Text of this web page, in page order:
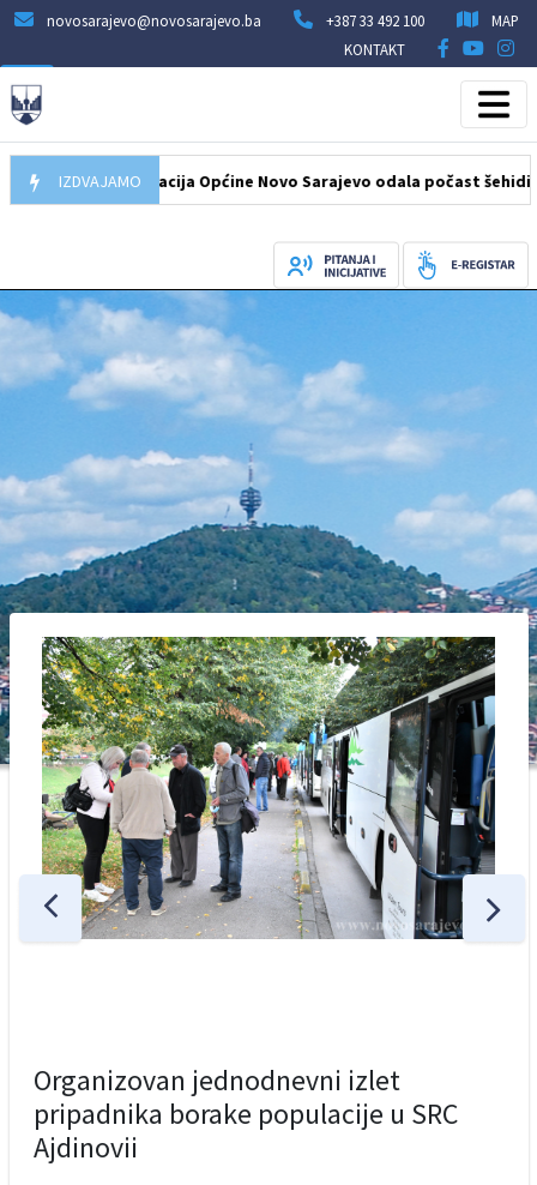
novosarajevo@novosarajevo.ba +387 33 492 100
MAP
KONTAKT
IZDVAJAMO
Delegacija Općine Novo Sarajevo odala počast šehidima i
Organizovan jednodnevni izlet
pripadnika borake populacije u SRC
Ajdinovii